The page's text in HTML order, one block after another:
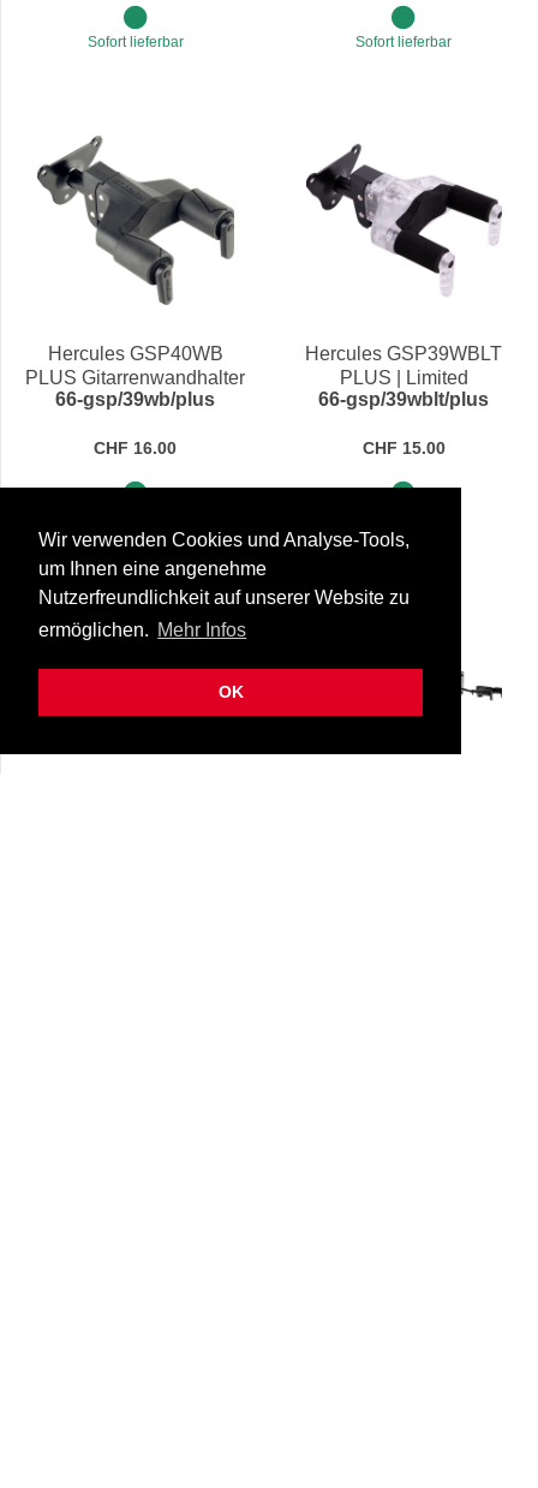
Wir verwenden Cookies und Analyse-Tools,
um Ihnen eine angenehme
Nutzerfreundlichkeit auf unserer Website zu
ermöglichen. Mehr Infos
OK
Sofort lieferbar Sofort lieferbar
Hercules GSP40WB
PLUS Gitarrenwandhalter
mit 3-Loch-Halterung, kurz
66-gsp/39wb/plus
CHF 16.00
Hercules GSP39WBLT
PLUS | Limited
66-gsp/39wblt/plus
CHF 15.00